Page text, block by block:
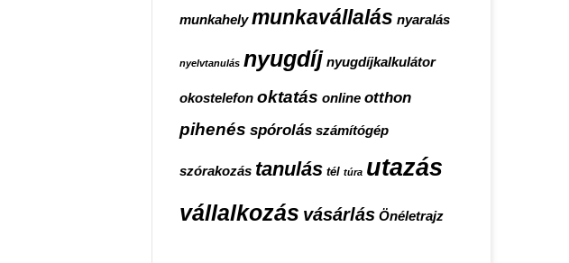
munkahely munkavállalás nyaralás
nyelvtanulás nyugdíj nyugdíjkalkulátor
okostelefon oktatás online otthon
pihenés spórolás számítógép
szórakozás tanulás tél túra utazás
vállalkozás vásárlás Önéletrajz